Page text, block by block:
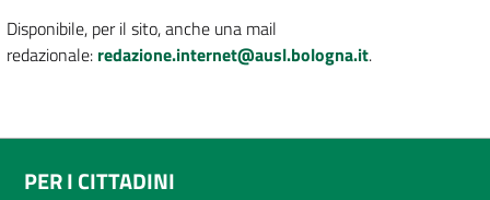
Disponibile, per il sito, anche una mail
redazionale: redazione.internet@ausl.bologna.it.
PER I CITTADINI